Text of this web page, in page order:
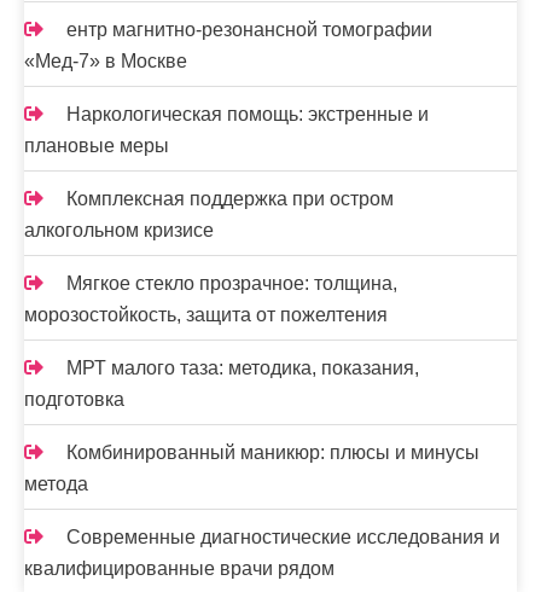
ентр магнитно-резонансной томографии
«Мед-7» в Москве
Наркологическая помощь: экстренные и
плановые меры
Комплексная поддержка при остром
алкогольном кризисе
Мягкое стекло прозрачное: толщина,
морозостойкость, защита от пожелтения
МРТ малого таза: методика, показания,
подготовка
Комбинированный маникюр: плюсы и минусы
метода
Современные диагностические исследования и
квалифицированные врачи рядом